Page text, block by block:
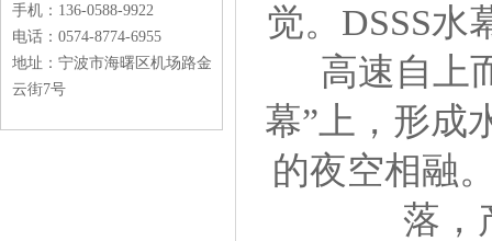
手机：136-0588-9922
电话：0574-8774-6955
地址：宁波市海曙区机场路金
云街7号
觉。DSSS水
高速自上
幕”上，形成
的夜空相融
落，